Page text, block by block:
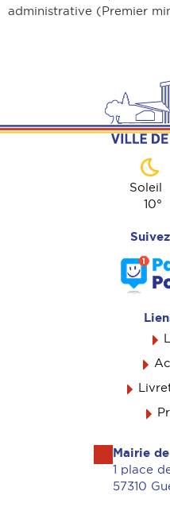
administrative (Premier
Soleil
10°
Mairie
1 place
57310